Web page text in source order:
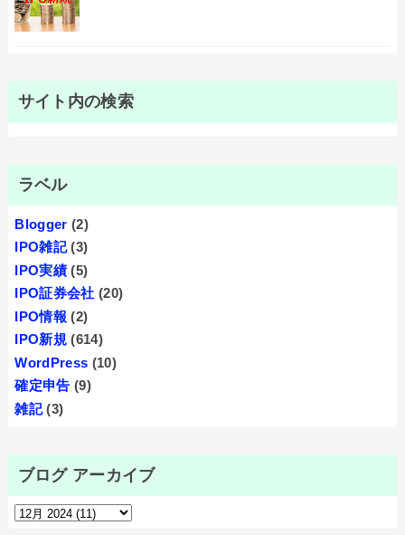
サイト内の検索
ラベル
Blogger (2)
IPO雑記 (3)
IPO実績 (5)
IPO証券会社 (20)
IPO情報 (2)
IPO新規 (614)
WordPress (10)
確定申告 (9)
雑記 (3)
ブログ アーカイブ